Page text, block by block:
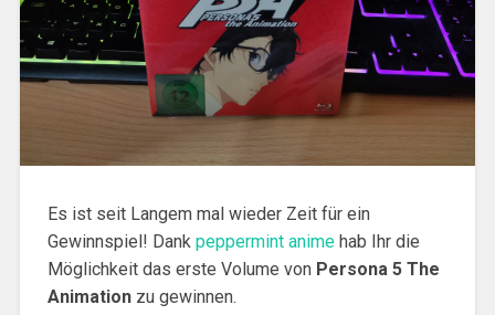
Es ist seit Langem mal wieder Zeit für ein
Gewinnspiel! Dank peppermint animehab Ihr die
Möglichkeit das erste Volume von Persona 5 The
Animationzu gewinnen.